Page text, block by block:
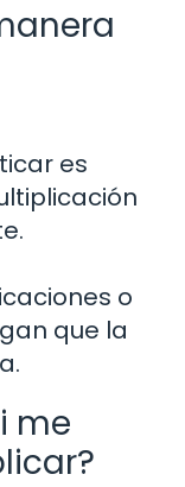
es
o
que la
me